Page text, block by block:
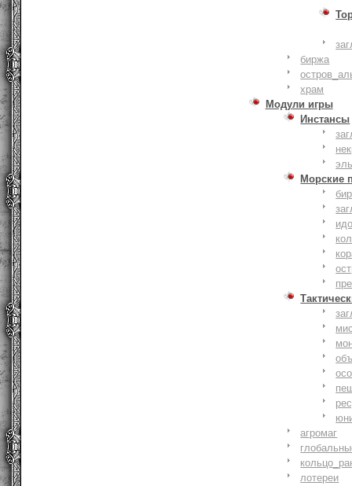
биржа
храм
Модули игры
Инстансы
Морские
агромаг
лотереи